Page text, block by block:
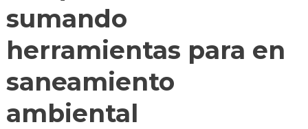
sumando
herramientas para en
saneamiento
ambiental